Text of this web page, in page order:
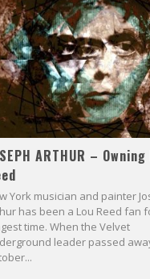
ARTHUR –
York musician and painter
has been a Lou Reed fan
time. When the Velvet
leader passed